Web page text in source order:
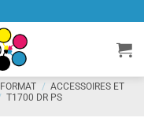
/ ACCESSOIRES ET
T1700 DR PS